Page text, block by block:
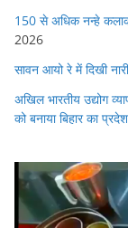
150 से अधिक नन्हे
2026
सावन आयो रे में दिखी
अखिल भारतीय उद्योग
को बनाया बिहार का